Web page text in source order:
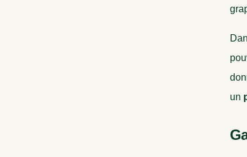
un